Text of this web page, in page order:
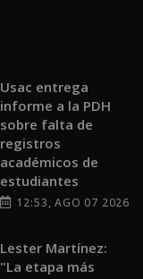
Usac entrega
informe a la PDH
sobre falta de
registros
académicos de
estudiantes
12:53, AGO 07 2026
Lester Martínez:
"La etapa más